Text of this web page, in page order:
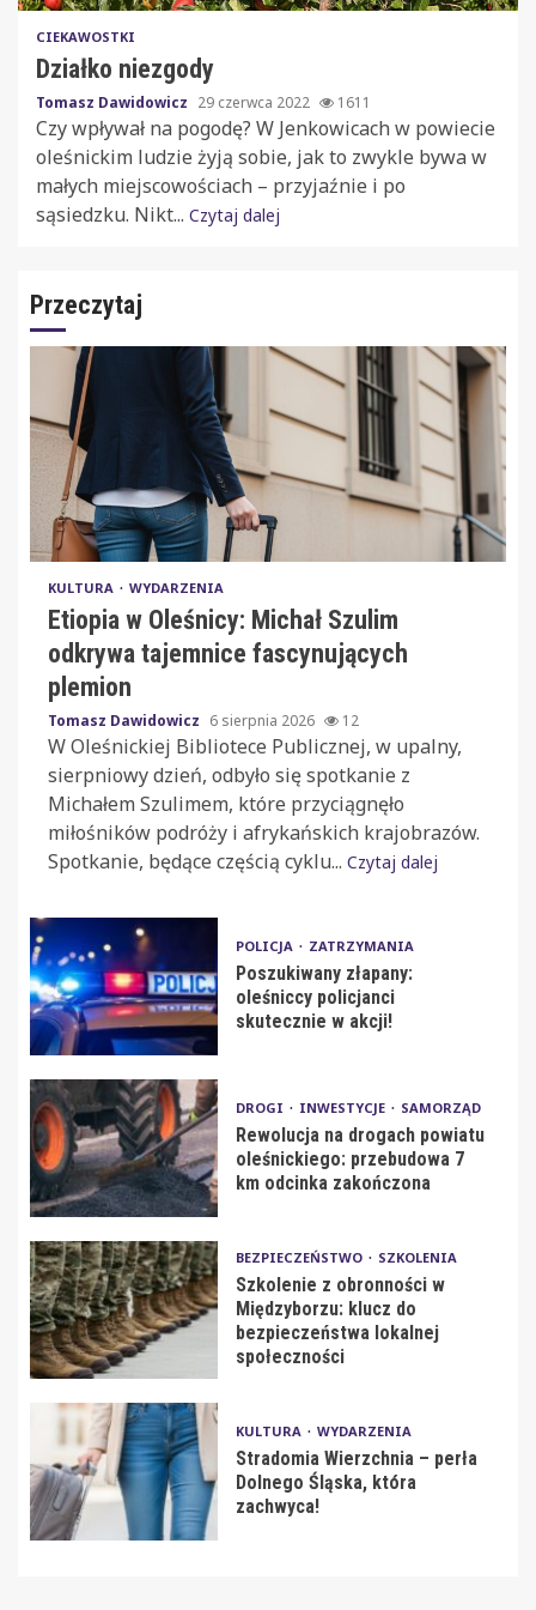
CIEKAWOSTKI
Działko niezgody
Tomasz Dawidowicz 29 czerwca 2022 1611
Czy wpływał na pogodę? W Jenkowicach w powiecie
oleśnickim ludzie żyją sobie, jak to zwykle bywa w
małych miejscowościach – przyjaźnie i po
sąsiedzku. Nikt... Czytaj dalej
Przeczytaj
KULTURA WYDARZENIA
Etiopia w Oleśnicy: Michał Szulim
odkrywa tajemnice fascynujących
plemion
Tomasz Dawidowicz 6 sierpnia 2026 12
W Oleśnickiej Bibliotece Publicznej, w upalny,
sierpniowy dzień, odbyło się spotkanie z
Michałem Szulimem, które przyciągnęło
miłośników podróży i afrykańskich krajobrazów.
Spotkanie, będące częścią cyklu... Czytaj dalej
POLICJA ZATRZYMANIA
Poszukiwany złapany:
oleśniccy policjanci
skutecznie w akcji!
DROGI INWESTYCJE SAMORZĄD
Rewolucja na drogach powiatu
oleśnickiego: przebudowa 7
km odcinka zakończona
BEZPIECZEŃSTWO SZKOLENIA
Szkolenie z obronności w
Międzyborzu: klucz do
bezpieczeństwa lokalnej
społeczności
KULTURA WYDARZENIA
Stradomia Wierzchnia – perła
Dolnego Śląska, która
zachwyca!